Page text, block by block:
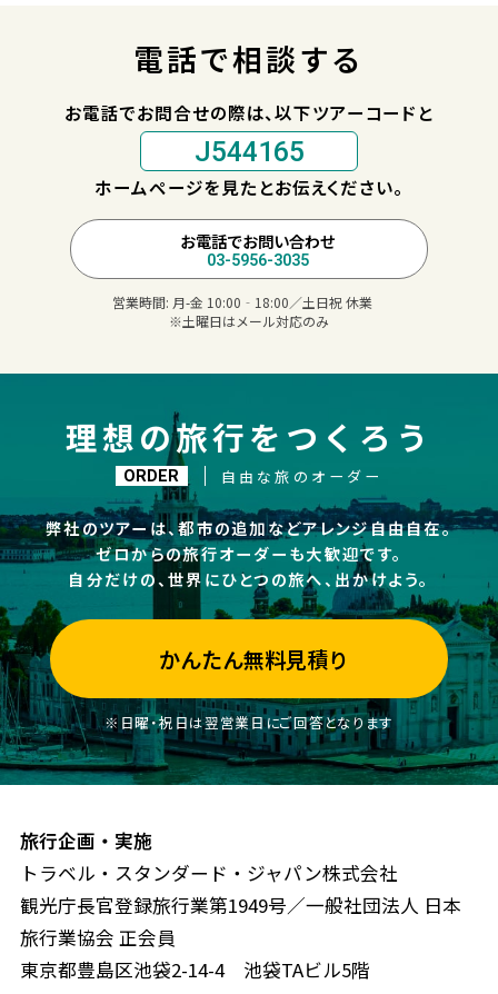
電話で相談する
お電話でお問合せの際は、以下ツアーコードと
J544165
ホームページを見たとお伝えください。
お電話でお問い合わせ
03-5956-3035
営業時間: 月-金 10:00‐18:00／土日祝 休業
※土曜日はメール対応のみ
理想の旅行をつくろう
ORDER 自由な旅のオーダー
弊社のツアーは、都市の追加などアレンジ自由自在。
ゼロからの旅行オーダーも大歓迎です。
自分だけの、世界にひとつの旅へ、出かけよう。
かんたん無料見積り
※日曜・祝日は翌営業日にご回答となります
旅行企画・実施
トラベル・スタンダード・ジャパン株式会社
観光庁長官登録旅行業第1949号／一般社団法人 日本
旅行業協会 正会員
東京都豊島区池袋2-14-4 池袋TAビル5階